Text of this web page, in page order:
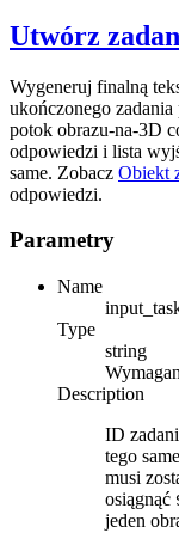
Utwórz
Wygeneruj finalną
ukończonego
potok obrazu-na-3D
odpowiedzi i lista
same. Zobacz Obiekt
odpowiedzi.
Parametry
Name
Type
string
Description
ID
tego
musi
osiągnąć
jeden